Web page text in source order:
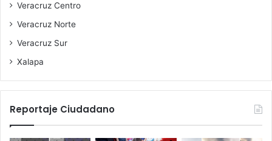
Veracruz Centro
Veracruz Norte
Veracruz Sur
Xalapa
Reportaje Ciudadano